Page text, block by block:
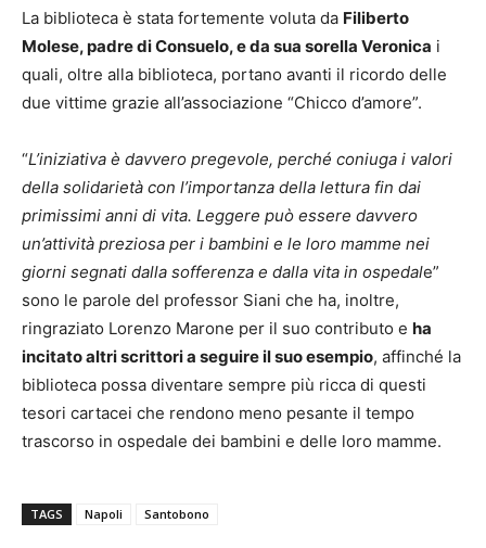
La biblioteca è stata fortemente voluta da Filiberto
Molese, padre di Consuelo, e da sua sorella Veronica i
quali, oltre alla biblioteca, portano avanti il ricordo delle
due vittime grazie all’associazione “Chicco d’amore”.
“L’iniziativa è davvero pregevole, perché coniuga i valori
della solidarietà con l’importanza della lettura fin dai
primissimi anni di vita. Leggere può essere davvero
un’attività preziosa per i bambini e le loro mamme nei
giorni segnati dalla sofferenza e dalla vita in ospedale”
sono le parole del professor Siani che ha, inoltre,
ringraziato Lorenzo Marone per il suo contributo e ha
incitato altri scrittori a seguire il suo esempio, affinché la
biblioteca possa diventare sempre più ricca di questi
tesori cartacei che rendono meno pesante il tempo
trascorso in ospedale dei bambini e delle loro mamme.
TAGS Napoli Santobono